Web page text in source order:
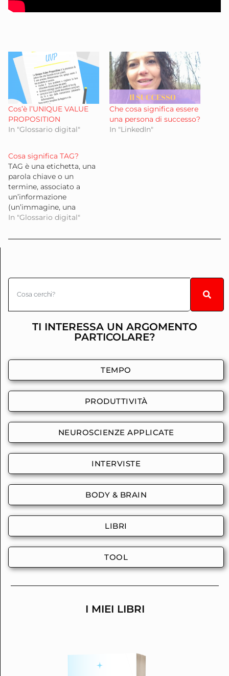
Cos’è l’UNIQUE VALUE
PROPOSITION
In "Glossario digital"
Che cosa significa essere
una persona di successo?
In "LinkedIn"
Cosa significa TAG?
TAG è una etichetta, una
parola chiave o un
termine, associato a
un’informazione
(un’immagine, una
mappa geografica, un
descrive l’oggetto e ne
Aiuta a caratterizzare e
in ottica SEO: Su un…
In "Glossario digital"
TI INTERESSA UN ARGOMENTO
PARTICOLARE?
TEMPO
PRODUTTIVITÀ
NEUROSCIENZE APPLICATE
INTERVISTE
BODY & BRAIN
LIBRI
TOOL
I MIEI LIBRI